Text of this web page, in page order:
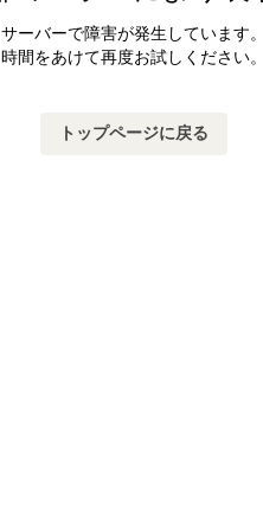
サーバーで障害が発生しています。
時間をあけて再度お試しください。
トップページに戻る